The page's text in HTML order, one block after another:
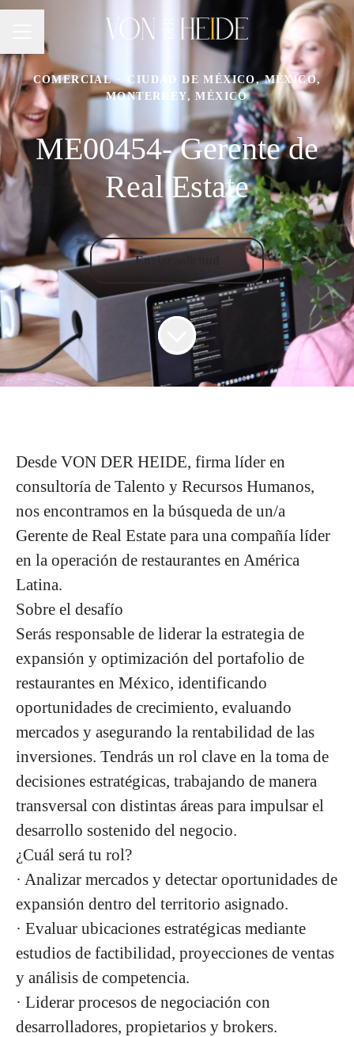
MENÚ DE EMPLEO
COMERCIAL · CIUDAD DE MÉXICO, MÉXICO,
MONTERREY, MÉXICO
ME00454- Gerente de
Real Estate
Enviar solicitud
Desde VON DER HEIDE, firma líder en
consultoría de Talento y Recursos Humanos,
nos encontramos en la búsqueda de un/a
Gerente de Real Estate para una compañía líder
en la operación de restaurantes en América
Latina.
Sobre el desafío
Serás responsable de liderar la estrategia de
expansión y optimización del portafolio de
restaurantes en México, identificando
oportunidades de crecimiento, evaluando
mercados y asegurando la rentabilidad de las
inversiones. Tendrás un rol clave en la toma de
decisiones estratégicas, trabajando de manera
transversal con distintas áreas para impulsar el
desarrollo sostenido del negocio.
¿Cuál será tu rol?
· Analizar mercados y detectar oportunidades de
expansión dentro del territorio asignado.
· Evaluar ubicaciones estratégicas mediante
estudios de factibilidad, proyecciones de ventas
y análisis de competencia.
· Liderar procesos de negociación con
desarrolladores, propietarios y brokers.